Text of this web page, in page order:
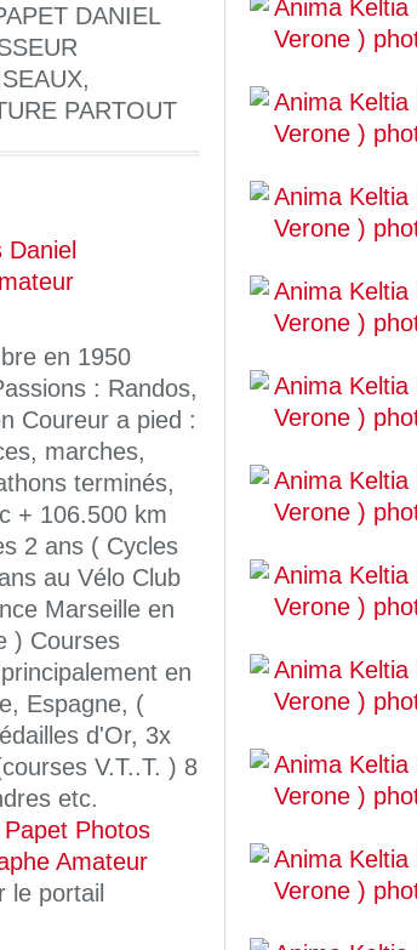
DANIEL
PARTOUT
en 1950
: Randos,
Coureur a pied :
marches,
terminés,
+ 106.500 km
2 ans ( Cycles
au Vélo Club
Marseille en
) Courses
en
Espagne, (
d'Or, 3x
V.T..T. ) 8
etc.
Papet Photos
Amateur
le portail